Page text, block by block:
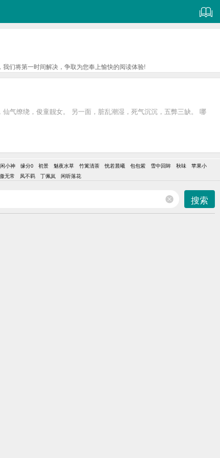
们将第一时间解决，争取为您奉上愉快的阅读体验!
气缭绕，俊童靓女。 另一面，脏乱潮湿，死气沉沉，五弊三缺。 哪
小神 缘分0 初景 魅夜水草 竹篱清茶 恍若晨曦 包包紫 雪中回眸 秋味
苹果小
傲无常 凤不羁 丁佩岚 闲听落花
搜索